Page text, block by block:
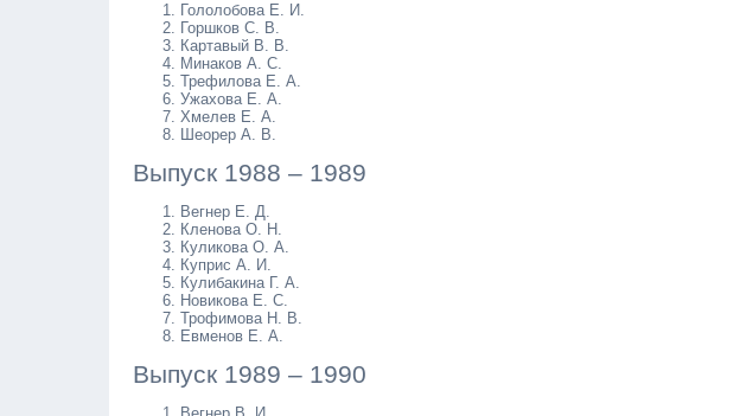
Гололобова Е. И.
Горшков С. В.
Картавый В. В.
Минаков А. С.
Трефилова Е. А.
Ужахова Е. А.
Хмелев Е. А.
Шеорер А. В.
Выпуск 1988 – 1989
Вегнер Е. Д.
Кленова О. Н.
Куликова О. А.
Куприс А. И.
Кулибакина Г. А.
Новикова Е. С.
Трофимова Н. В.
Евменов Е. А.
Выпуск 1989 – 1990